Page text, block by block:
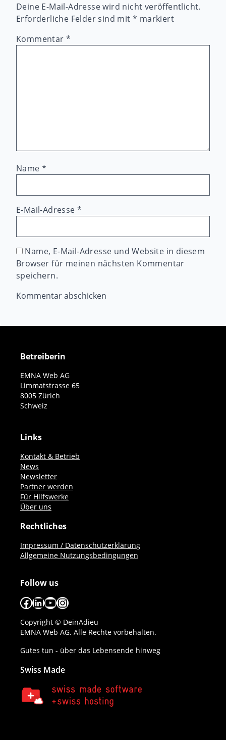
Deine E-Mail-Adresse wird nicht veröffentlicht.
Erforderliche Felder sind mit * markiert
Kommentar*
Name *
E-Mail-Adresse*
Name, E-Mail-Adresse und Website in diesem
Browser für meinen nächsten Kommentar
speichern.
Betreiberin
EMNA Web AG
Limmatstrasse 65
8005 Zürich
Schweiz
Links
Kontakt & Betrieb
News
Newsletter
Partner werden
Für Hilfswerke
Über uns
Rechtliches
Impressum / Datenschutzerklärung
Allgemeine Nutzungsbedingungen
Follow us
Facebook
LinkedIn
YouTube
Instagram
Copyright © DeinAdieu
EMNA Web AG. Alle Rechte vorbehalten.
Gutes tun - über das Lebensende hinweg
Swiss Made